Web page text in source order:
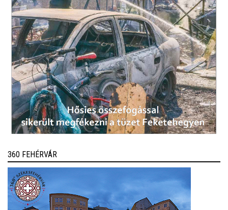
360 FEHÉRVÁR